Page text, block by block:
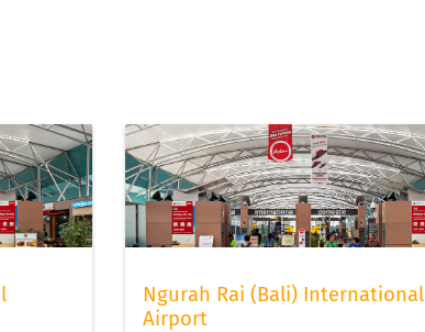
Ngurah Rai (Bali) International
Airport